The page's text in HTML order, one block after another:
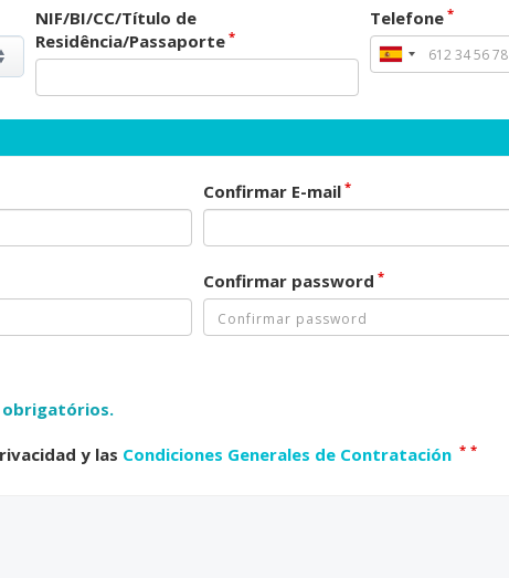
NIF/BI/CC/Título de
Residência/Passaporte *
Telefone *
Confirmar E-mail*
Confirmar password *
obrigatórios.
y las Condiciones Generales de Contratación * *